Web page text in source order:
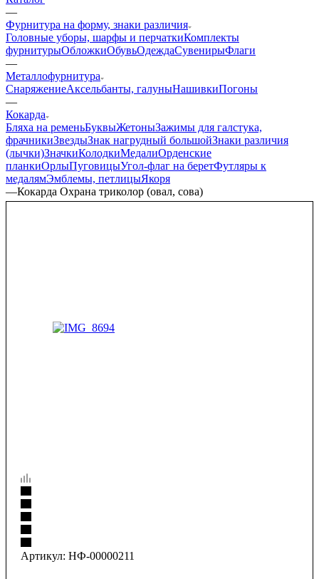
—
Фурнитура на форму, знаки различия
Головные уборы, шарфы и перчаткиКомплекты
фурнитурыОбложкиОбувьОдеждаСувенирыФлаги
—
Металлофурнитура
СнаряжениеАксельбанты, галуныНашивкиПогоны
—
Кокарда
Бляха на ременьБуквыЖетоныЗажимы для галстука,
фрачникиЗвездыЗнак нагрудный большойЗнаки различия
(лычки)ЗначкиКолодкиМедалиОрденские
планкиОрлыПуговицыУгол-флаг на беретФутляры к
медалямЭмблемы, петлицыЯкоря
—Кокарда Охрана триколор (овал, сова)
Артикул: НФ-00000211